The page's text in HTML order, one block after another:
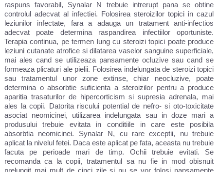
raspuns favorabil, Synalar N trebuie intrerupt pana se obtine
controlul adecvat al infectiei. Folosirea steroizilor topici in cazul
leziunilor infectate, fara a adauga un tratament anti-infectios
adecvat poate determina raspandirea infectiilor oportuniste.
Terapia continua, pe termen lung cu steroizi topici poate produce
leziuni cutanate atrofice si dilatarea vaselor sanguine superficiale,
mai ales cand se utilizeaza pansamente ocluzive sau cand se
formeaza plicaturi ale pielii. Folosirea indelungata de steroizi topici
sau tratamentul unor zone extinse, chiar neocluzive, poate
determina o absorbtie suficienta a steroizilor pentru a produce
aparitia trasaturilor de hipercorticism si supresia adrenala, mai
ales la copii. Datorita riscului potential de nefro- si oto-toxicitate
asociat neomicinei, utilizarea indelungata sau in doze mari a
produsului trebuie evitata in conditiile in care este posibila
absorbtia neomicinei. Synalar N, cu rare exceptii, nu trebuie
aplicat la nivelul fetei. Daca este aplicat pe fata, aceasta nu trebuie
facuta pe perioade mari de timp. Ochii trebuie evitati. Se
recomanda ca la copii, tratamentul sa nu fie in mod obisnuit
prelungit mai mult de cinci zile si nu se vor folosi pansamente